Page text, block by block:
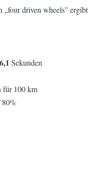
driven wheels” ergibt
6,1 Sekunden
für 100 km